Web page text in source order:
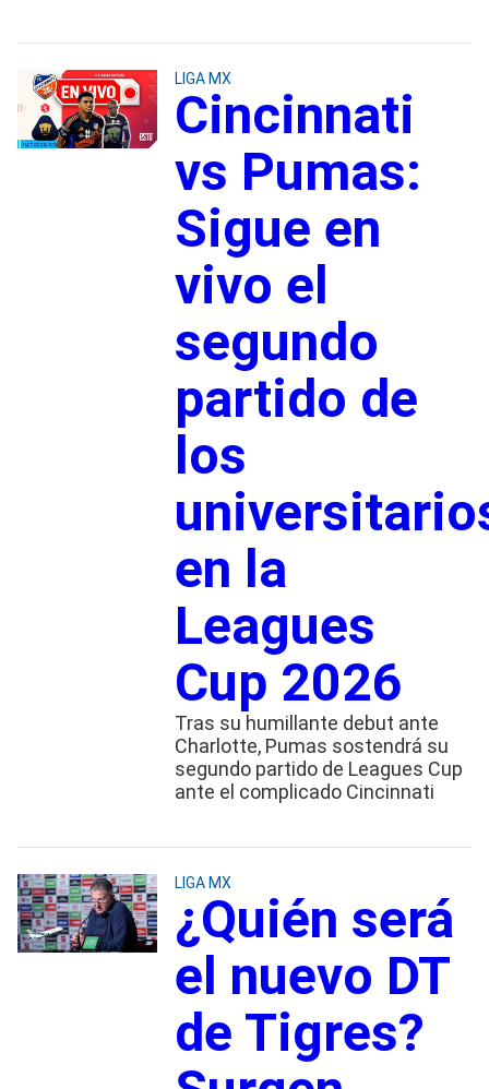
LIGA MX
Cincinnati
vs Pumas:
Sigue en
vivo el
segundo
partido de
los
en la
Leagues
Cup 2026
Tras su humillante debut ante
Charlotte, Pumas sostendrá su
segundo partido de Leagues Cup
ante el complicado Cincinnati
LIGA MX
¿Quién será
el nuevo DT
de Tigres?